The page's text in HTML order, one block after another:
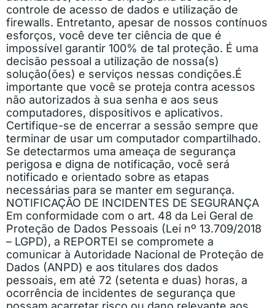
controle de acesso de dados e utilização de
firewalls. Entretanto, apesar de nossos contínuos
esforços, você deve ter ciência de que é
impossível garantir 100% de tal proteção. É uma
decisão pessoal a utilização de nossa(s)
solução(ões) e serviços nessas condições.É
importante que você se proteja contra acessos
não autorizados à sua senha e aos seus
computadores, dispositivos e aplicativos.
Certifique-se de encerrar a sessão sempre que
terminar de usar um computador compartilhado.
Se detectarmos uma ameaça de segurança
perigosa e digna de notificação, você será
notificado e orientado sobre as etapas
necessárias para se manter em segurança.
NOTIFICAÇÃO DE INCIDENTES DE SEGURANÇA
Em conformidade com o art. 48 da Lei Geral de
Proteção de Dados Pessoais (Lei nº 13.709/2018
– LGPD), a REPORTEI se compromete a
comunicar à Autoridade Nacional de Proteção de
Dados (ANPD) e aos titulares dos dados
pessoais, em até 72 (setenta e duas) horas, a
ocorrência de incidentes de segurança que